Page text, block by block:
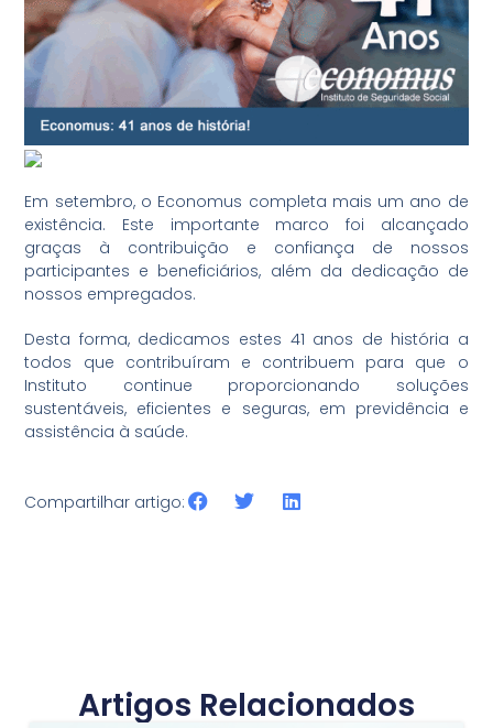
Em setembro, o Economus completa mais um ano de
existência. Este importante marco foi alcançado
graças à contribuição e confiança de nossos
participantes e beneficiários, além da dedicação de
nossos empregados.
Desta forma, dedicamos estes 41 anos de história a
todos que contribuíram e contribuem para que o
Instituto continue proporcionando soluções
sustentáveis, eficientes e seguras, em previdência e
assistência à saúde.
Compartilhar artigo:
Artigos Relacionados